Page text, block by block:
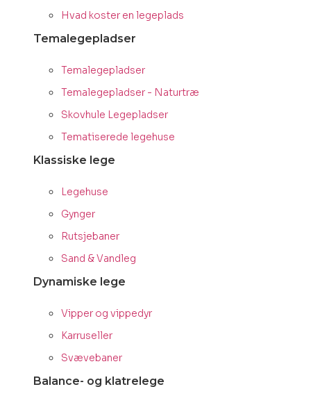
Hvad koster en legeplads
Temalegepladser
Temalegepladser
Temalegepladser - Naturtræ
Skovhule Legepladser
Tematiserede legehuse
Klassiske lege
Legehuse
Gynger
Rutsjebaner
Sand & Vandleg
Dynamiske lege
Vipper og vippedyr
Karruseller
Svævebaner
Balance- og klatrelege